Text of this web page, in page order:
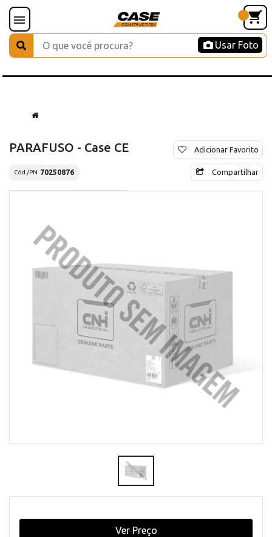
Usar Foto
PARAFUSO - Case CE
Cód./PN 70250876
Adicionar Favorito
Compartilhar
Ver Preço